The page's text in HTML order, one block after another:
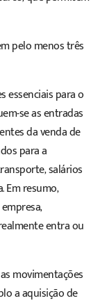
pelo menos três
essenciais para o
se as entradas
da venda de
para a
salários
Em resumo,
entra ou
movimentações
a aquisição de